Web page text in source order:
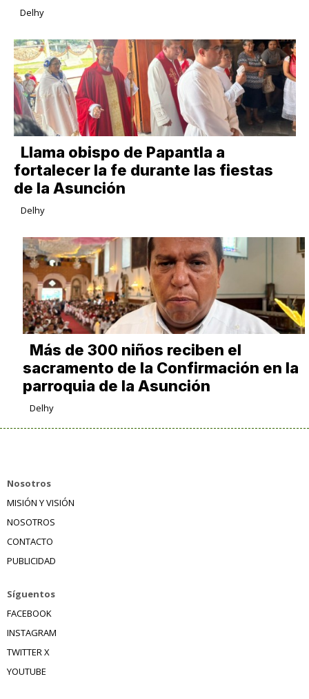
Delhy
Llama obispo de Papantla a
fortalecer la fe durante las fiestas
de la Asunción
Delhy
Más de 300 niños reciben el
sacramento de la Confirmación en la
parroquia de la Asunción
Delhy
Nosotros
MISIÓN Y VISIÓN
NOSOTROS
CONTACTO
PUBLICIDAD
Síguentos
FACEBOOK
INSTAGRAM
TWITTER X
YOUTUBE